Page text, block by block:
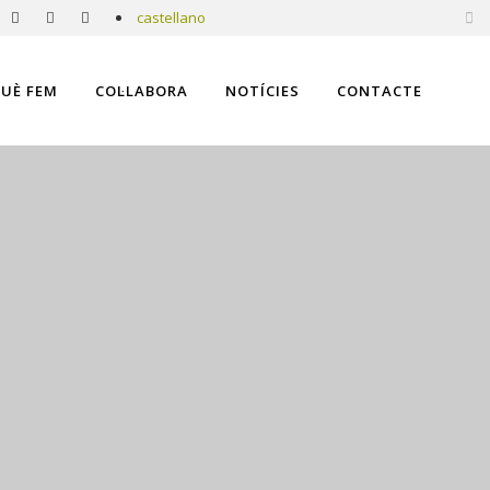
castellano
FEM COL·LABORA NOTÍCIES CONTACTE